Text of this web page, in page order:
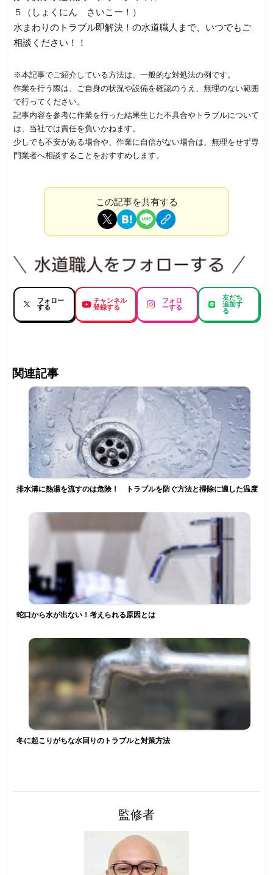
５（しょくにん さいこー！）
水まわりのトラブル即解決！の水道職人まで、いつでもご
相談ください！！
※本記事でご紹介している方法は、一般的な対処法の例です。
作業を行う際は、ご自身の状況や設備を確認のうえ、無理のない範囲
で行ってください。
記事内容を参考に作業を行った結果生じた不具合やトラブルについて
は、当社では責任を負いかねます。
少しでも不安がある場合や、作業に自信がない場合は、無理をせず専
門業者へ相談することをおすすめします。
この記事を共有する
フォロー
する
チャンネル
登録する
フォロ
ーする
友だち
追加す
る
関連記事
排水溝に熱湯を流すのは危険！ トラブルを防ぐ方法と掃除に適した温度
蛇口から水が出ない！考えられる原因とは
冬に起こりがちな水回りのトラブルと対策方法
監修者